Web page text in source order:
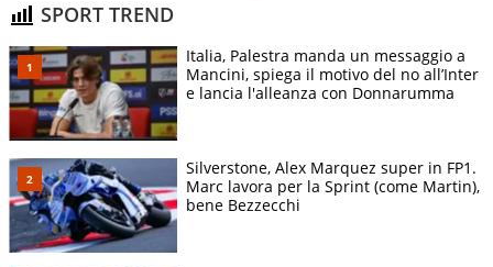
SPORT TREND
Italia, Palestra manda un messaggio a
Mancini, spiega il motivo del no all’Inter
e lancia l'alleanza con Donnarumma
Silverstone, Alex Marquez super in FP1.
Marc lavora per la Sprint (come Martin),
bene Bezzecchi